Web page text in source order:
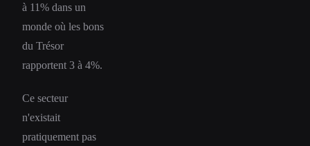
à 11% dans un
monde où les bons
du Trésor
rapportent 3 à 4%.
Ce secteur
n'existait
pratiquement pas